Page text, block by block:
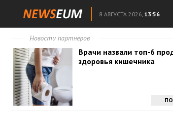
8 АВГУСТА 2026, 13:56
Новости партнеров
Врачи назвали топ-6
здоровья кишечника